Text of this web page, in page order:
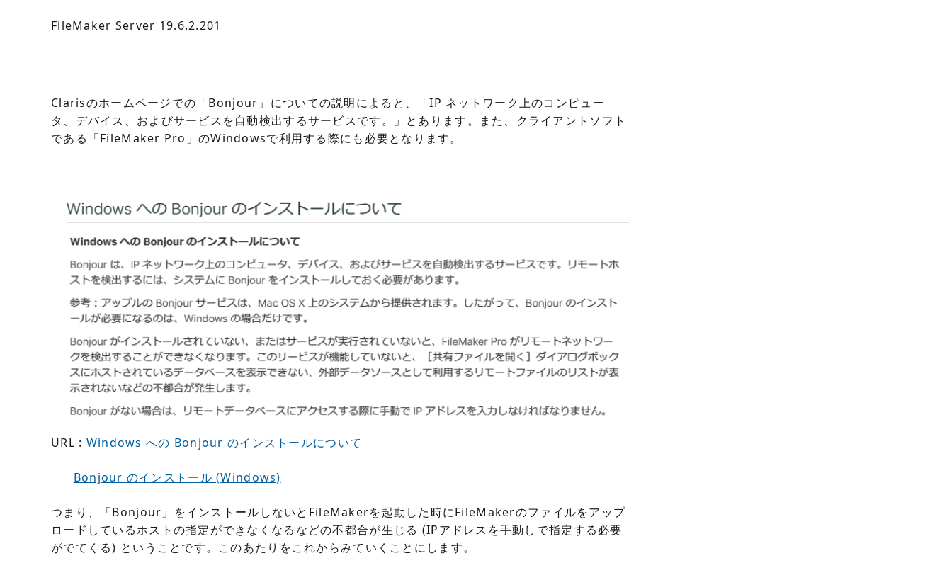
FileMaker Server 19.6.2.201
Clarisのホームページでの「Bonjour」についての説明によると、「IP ネットワーク上のコンピュー
タ、デバイス、およびサービスを自動検出するサービスです。」とあります。また、クライアントソフト
である「FileMaker Pro」のWindowsで利用する際にも必要となります。
URL : Windows への Bonjour のインストールについて
Bonjour のインストール (Windows)
つまり、「Bonjour」をインストールしないとFileMakerを起動した時にFileMakerのファイルをアップ
ロードしているホストの指定ができなくなるなどの不都合が生じる (IPアドレスを手動しで指定する必要
がでてくる) ということです。このあたりをこれからみていくことにします。